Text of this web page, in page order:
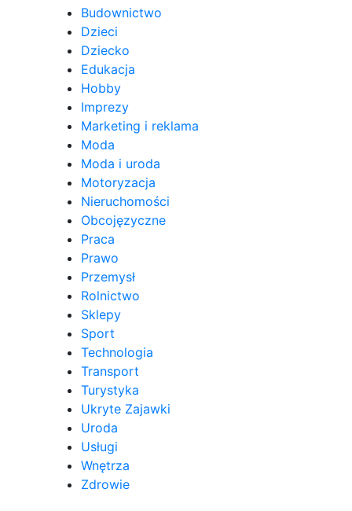
Budownictwo
Dzieci
Dziecko
Edukacja
Hobby
Imprezy
Marketing i reklama
Moda
Moda i uroda
Motoryzacja
Nieruchomości
Obcojęzyczne
Praca
Prawo
Przemysł
Rolnictwo
Sklepy
Sport
Technologia
Transport
Turystyka
Ukryte Zajawki
Uroda
Usługi
Wnętrza
Zdrowie